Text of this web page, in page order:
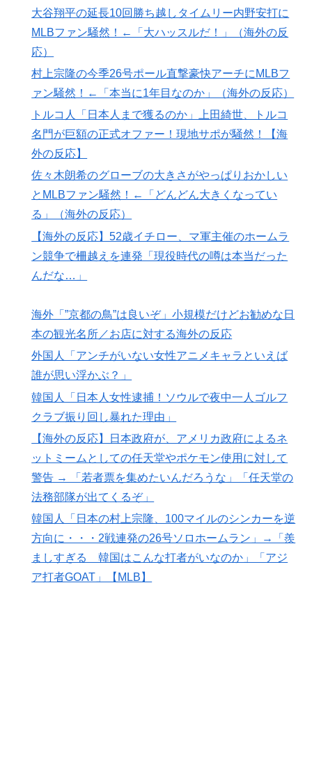
応】
▶ 【衝撃】韓国人「日本の軽トラ、原型どこ行った」
というけど、実際の現地の様子がこちら・・・」
争で柵越えを連発「現役時代の噂は本当だったんだ
な…」
▶ 【MLB】ドジャースファン「7連敗はしんどいわ……」
→ 「まだまだ7.5ゲーム差もあるんだぞ」「毎年暑い季
節に負けることが増えるけど結局10月には勝って終わる
んだよ」
韓国人「SKハイニックスが10%台の暴落！外国人投資
家と機関が売り越しを仕掛けコスピが4%を超える大幅
な下落‥」
カに「味が全部流れていく！」【海外の反応】
▶ 海外「プレミアのレベルか？」ブライトンが上田綺世の
獲得に動き出して海外大騒ぎ！（海外の反応）
▶ 海外「日本の科学者が猫の寿命を2倍に上げる注射剤を
開発。これこそノーベル賞だろ！」
▶
【韓国サッカー】性接待で審判買収！W杯予選7戦無敗
の裏側
▶
【海外の反応】“新タナスコ”のディアスが地雷すぎる件
「大谷と山本だけしかまともな契約がない…」
▶ ヒロアカの葉隠ちゃんって透明なうんこするの？
▶ 海外「今年、夏の暑さが厳しい日本でこんなものが売れ
てるらしい！ｗ」外国人が驚いた日本の商品と
は・・・？【海外の反応】
大谷翔平の延長10回勝ち越しタイムリー内野安打に
MLBファン騒然！←「大ハッスルだ！」（海外の反
応）
村上宗隆の今季26号ポール直撃豪快アーチにMLBフ
ァン騒然！←「本当に1年目なのか」（海外の反応）
トルコ人「日本人まで獲るのか」上田綺世、トルコ
名門が巨額の正式オファー！現地サポが騒然！【海
外の反応】
佐々木朗希のグローブの大きさがやっぱりおかしい
とMLBファン騒然！←「どんどん大きくなってい
る」（海外の反応）
【海外の反応】52歳イチロー、マ軍主催のホームラ
ン競争で柵越えを連発「現役時代の噂は本当だった
んだな…」
海外「”京都の鳥”は良いぞ」小規模だけどお勧めな日
本の観光名所／お店に対する海外の反応
外国人「アンチがいない女性アニメキャラといえば
誰が思い浮かぶ？」
韓国人「日本人女性逮捕！ソウルで夜中一人ゴルフ
クラブ振り回し暴れた理由」
【海外の反応】日本政府が、アメリカ政府によるネ
ットミームとしての任天堂やポケモン使用に対して
警告 → 「若者票を集めたいんだろうな」「任天堂の
法務部隊が出てくるぞ」
韓国人「日本の村上宗隆、100マイルのシンカーを逆
方向に・・・2戦連発の26号ソロホームラン」→「羨
ましすぎる 韓国はこんな打者がいなのか」「アジ
ア打者GOAT」【MLB】